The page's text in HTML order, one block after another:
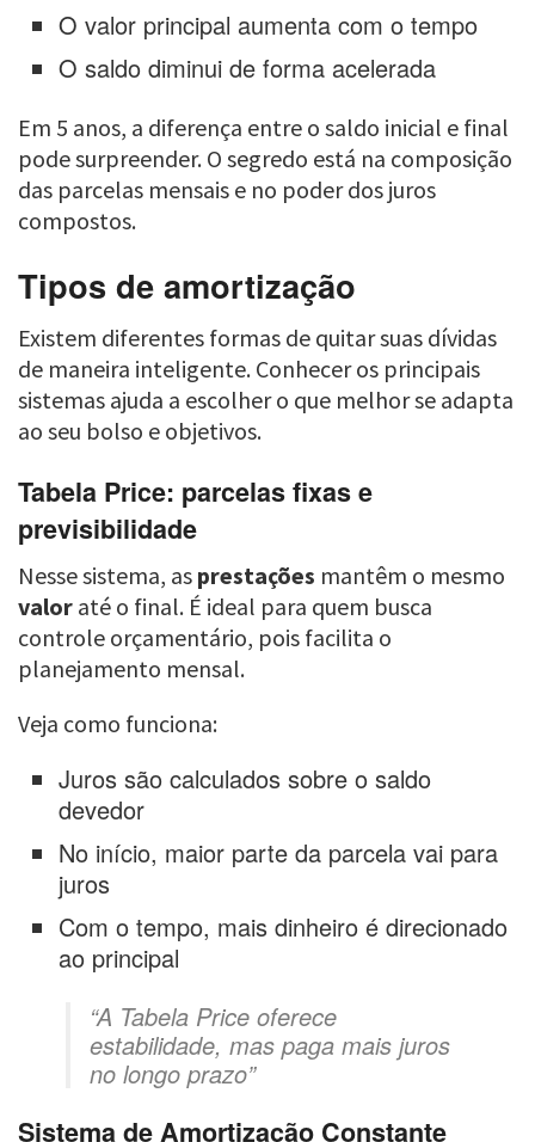
O valor principal aumenta com o tempo
O saldo diminui de forma acelerada
Em 5 anos, a diferença entre o saldo inicial e final
pode surpreender. O segredo está na composição
das parcelas mensais e no poder dos juros
compostos.
Tipos de amortização
Existem diferentes formas de quitar suas dívidas
de maneira inteligente. Conhecer os principais
sistemas ajuda a escolher o que melhor se adapta
ao seu bolso e objetivos.
Tabela Price: parcelas fixas e
previsibilidade
Nesse sistema, as prestações mantêm o mesmo
valor até o final. É ideal para quem busca
controle orçamentário, pois facilita o
planejamento mensal.
Veja como funciona:
Juros são calculados sobre o saldo
devedor
No início, maior parte da parcela vai para
juros
Com o tempo, mais dinheiro é direcionado
ao principal
“A Tabela Price oferece
estabilidade, mas paga mais juros
no longo prazo”
Sistema de Amortização Constante